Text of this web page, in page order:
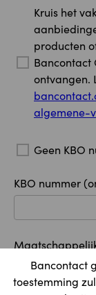
Bancontact
toestemming
Kruis het
producten
Bancontact
ontvangen.
algemene-
Geen KBO
KBO nummer